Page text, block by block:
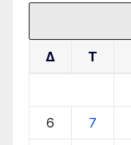
Δ Τ
6 7